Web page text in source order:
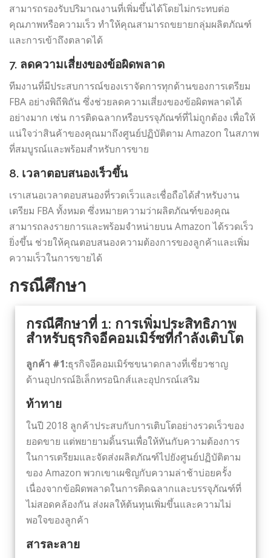
สามารถรองรับปริมาณงานที่เพิ่มขึ้นได้โดยไม่กระทบต่อ
คุณภาพหรือความเร็ว ทำให้คุณสามารถขยายกลุ่มผลิตภัณฑ์
และการเข้าถึงตลาดได้
7. ลดความเสี่ยงของข้อผิดพลาด
ทีมงานที่มีประสบการณ์ของเราจัดการทุกด้านของการเตรียม
FBA อย่างพิถีพิถัน ซึ่งช่วยลดความเสี่ยงของข้อผิดพลาดได้
อย่างมาก เช่น การติดฉลากหรือบรรจุภัณฑ์ที่ไม่ถูกต้อง เพื่อให้
แน่ใจว่าสินค้าของคุณมาถึงศูนย์ปฏิบัติตาม Amazon ในสภาพ
ที่สมบูรณ์และพร้อมสำหรับการขาย
8. เวลาตอบสนองเร็วขึ้น
เราเสนอเวลาตอบสนองที่รวดเร็วและเชื่อถือได้สำหรับงาน
เตรียม FBA ทั้งหมด ซึ่งหมายความว่าผลิตภัณฑ์ของคุณ
สามารถลงรายการและพร้อมจำหน่ายบน Amazon ได้รวดเร็ว
ยิ่งขึ้น ช่วยให้คุณตอบสนองความต้องการของลูกค้าและเพิ่ม
ความเร็วในการขายได้
กรณีศึกษา
กรณีศึกษาที่ 1: การเพิ่มประสิทธิภาพ
สำหรับธุรกิจอีคอมเมิร์ซที่กำลังเติบโต
ลูกค้า #1:ธุรกิจอีคอมเมิร์ซขนาดกลางที่เชี่ยวชาญ
ด้านอุปกรณ์อิเล็กทรอนิกส์และอุปกรณ์เสริม
ท้าทาย
ในปี 2018 ลูกค้าประสบกับการเติบโตอย่างรวดเร็วของ
ยอดขาย แต่พยายามดิ้นรนเพื่อให้ทันกับความต้องการ
ในการเตรียมและจัดส่งผลิตภัณฑ์ไปยังศูนย์ปฏิบัติตาม
ของ Amazon พวกเขาเผชิญกับความล่าช้าบ่อยครั้ง
เนื่องจากข้อผิดพลาดในการติดฉลากและบรรจุภัณฑ์ที่
ไม่สอดคล้องกัน ส่งผลให้ต้นทุนเพิ่มขึ้นและความไม่
พอใจของลูกค้า
สารละลาย